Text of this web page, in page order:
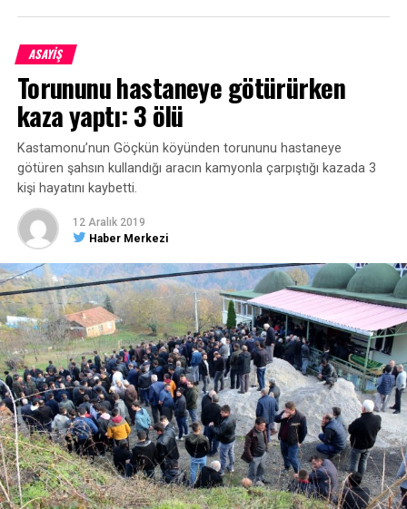
ASAYİŞ
Torununu hastaneye götürürken
kaza yaptı: 3 ölü
Kastamonu’nun Göçkün köyünden torununu hastaneye
götüren şahsın kullandığı aracın kamyonla çarpıştığı kazada 3
kişi hayatını kaybetti.
12 Aralık 2019
Haber Merkezi